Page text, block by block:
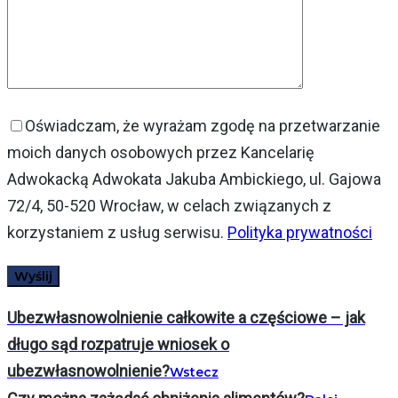
Oświadczam, że wyrażam zgodę na przetwarzanie
moich danych osobowych przez Kancelarię
Adwokacką Adwokata Jakuba Ambickiego, ul. Gajowa
72/4, 50-520 Wrocław, w celach związanych z
korzystaniem z usług serwisu. Polityka prywatności
Ubezwłasnowolnienie całkowite a częściowe – jak
długo sąd rozpatruje wniosek o
ubezwłasnowolnienie?Wstecz